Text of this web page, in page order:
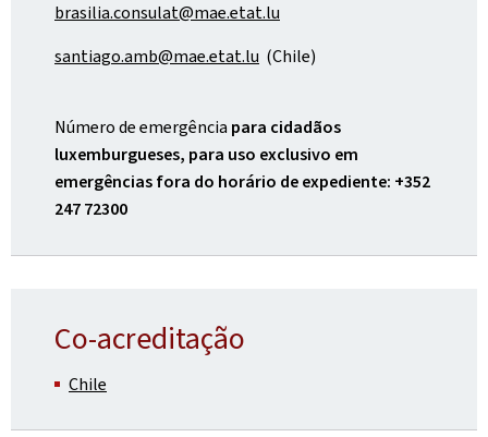
brasilia.consulat@mae.etat.lu
santiago.amb@mae.etat.lu (Chile)
Número de emergência para cidadãos
luxemburgueses, para uso exclusivo em
emergências fora do horário de expediente: +352
247 72300
Co-acreditação
Chile